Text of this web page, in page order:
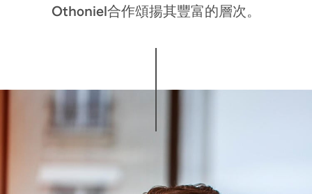
Othoniel合作頌揚其豐富的層次。